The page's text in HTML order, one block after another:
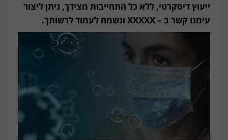
ייעוץ דיסקרטי, ללא כל התחייבות מצידך, ניתן ליצור
עימנו קשר ב – XXXXX ונשמח לעמוד לרשותך.